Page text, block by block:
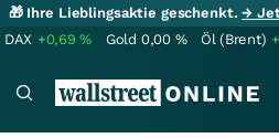
🎁 Ihre Lieblingsaktie geschenkt.→
DAX +0,69% Gold 0,00 % Öl (Brent)